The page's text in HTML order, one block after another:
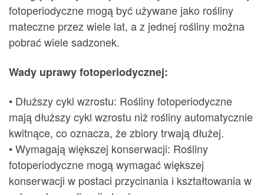
fotoperiodyczne mogą być używane jako rośliny
mateczne przez wiele lat, a z jednej rośliny można
pobrać wiele sadzonek.
Wady uprawy fotoperiodycznej:
• Dłuższy cykl wzrostu: Rośliny fotoperiodyczne
mają dłuższy cykl wzrostu niż rośliny automatycznie
kwitnące, co oznacza, że zbiory trwają dłużej.
• Wymagają większej konserwacji: Rośliny
fotoperiodyczne mogą wymagać większej
konserwacji w postaci przycinania i kształtowania w